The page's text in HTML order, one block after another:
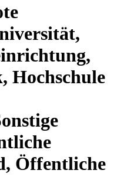
Hochschule
Öffentliche